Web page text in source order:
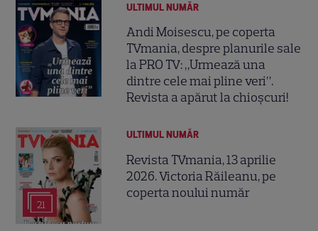
ULTIMUL NUMĂR
Andi Moisescu, pe coperta
TVmania, despre planurile sale
la PRO TV: „Urmează una
dintre cele mai pline veri”.
Revista a apărut la chioșcuri!
21
ULTIMUL NUMĂR
Revista TVmania, 13 aprilie
2026. Victoria Răileanu, pe
coperta noului număr